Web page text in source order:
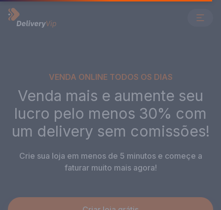
Open
VENDA ONLINE TODOS OS DIAS
Venda mais e aumente seu
lucro pelo menos 30% com
um delivery sem comissões!
Crie sua loja em menos de 5 minutos e começe a
faturar muito mais agora!